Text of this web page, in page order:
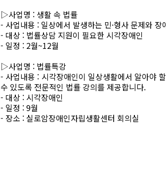
▷사업명 : 생활 속 법률
- 사업내용 : 일상에서 발생하는 민·형사 문제와 장
- 대상 : 법률상담 지원이 필요한 시각장애인
- 일정 : 2월~12월
▷사업명 : 법률특강
- 사업내용 : 시각장애인이 일상생활에서 알아야
수 있도록 전문적인 법률 강의를 제공합니다.
- 대상 : 시각장애인
- 일정 : 9월
- 장소 :실로암장애인자립생활센터 회의실